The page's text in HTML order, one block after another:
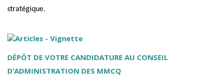
stratégique.
DÉPÔT DE VOTRE CANDIDATURE AU CONSEIL
D’ADMINISTRATION DES MMCQ